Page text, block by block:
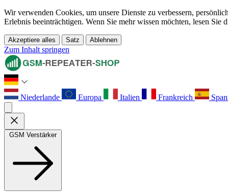
Wir verwenden Cookies, um unsere Dienste zu verbessern,
Erlebnis beeinträchtigen. Wenn Sie mehr wissen möchten, lesen Sie
Akzeptiere alles Satz Ablehnen
Zum Inhalt springen
Niederlande Europa Italien Frankreich
GSM Verstärker